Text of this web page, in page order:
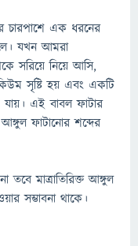
চারপাশে এক ধরনের
যখন আমরা
সরিয়ে নিয়ে আসি,
সৃষ্টি হয় এবং একটি
যায়। এই বাবল ফাটার
ফাটানোর শব্দের
মাত্রাতিরিক্ত আঙ্গুল
সম্ভাবনা থাকে।